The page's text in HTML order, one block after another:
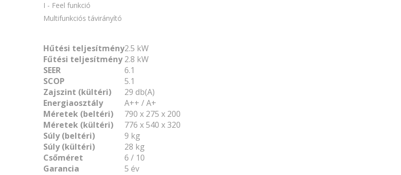
I - Feel funkció
Multifunkciós távirányító
Hűtési teljesítmény2.5 kW
Fűtési teljesítmény 2.8 kW
SEER
6.1
SCOP
5.1
Zajszint (kültéri)
29 db(A)
Energiaosztály
A++ / A+
Méretek (beltéri)
790 x 275 x 200
Méretek (kültéri)
776 x 540 x 320
Súly (beltéri)
9 kg
Súly (kültéri)
28 kg
Csőméret
6 / 10
Garancia
5 év